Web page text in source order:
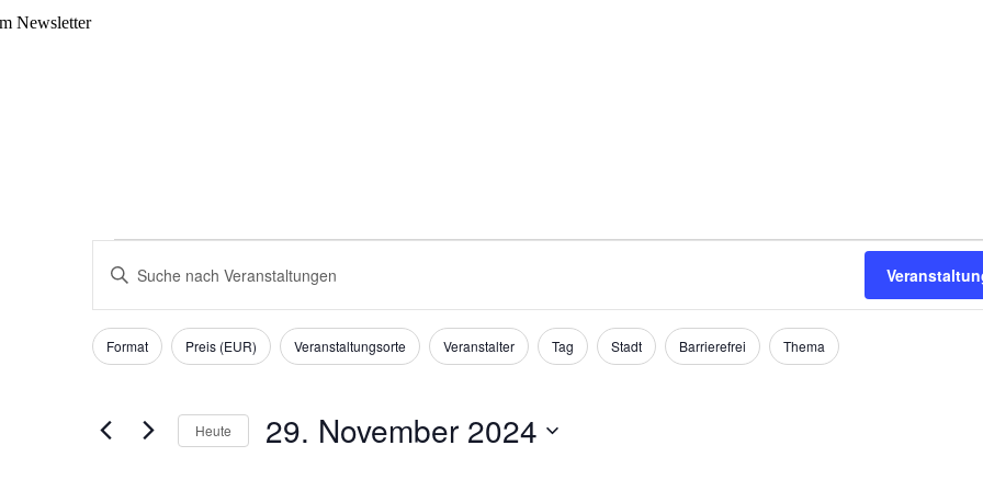
Newsletter
für
November
2024
Suche
und
Ansichten,
Navigation
Bitte
Schlüsselwort
nach
Veranstaltungen
Filter
Das
Ändern
Eingabefelder
wird
Format Preis (EUR) Veranstaltungsorte Veranstalter Tag Stadt Barrierefrei Thema
Heute 29. November 2024